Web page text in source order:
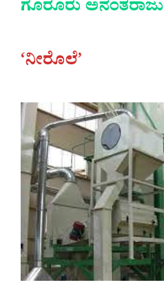
ಗೊರೂರು ಅನಂತರಾಜು
‘ನೀರೊಲೆ’